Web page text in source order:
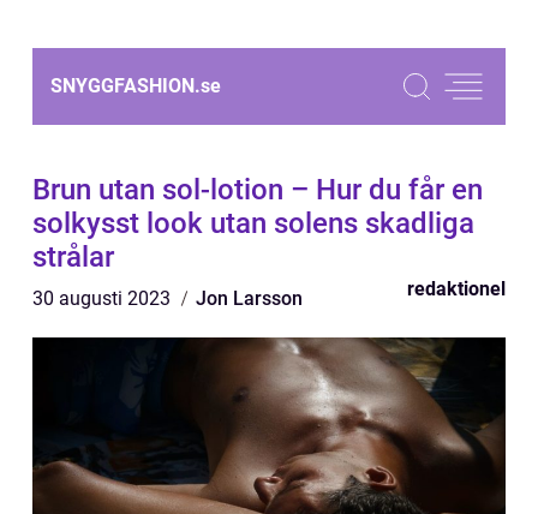
SNYGGFASHION.se
Brun utan sol-lotion – Hur du får en
solkysst look utan solens skadliga
strålar
30 augusti 2023 Jon Larsson redaktionel